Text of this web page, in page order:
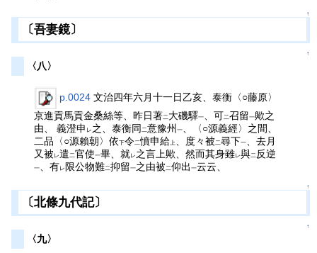
↑
〔吾妻鏡〕
↑
〈八〉
p.0024 文治四年六月十一日乙亥、泰衡〈○藤原〉
京進貢馬貢金桑絲等、昨日著二 大磯驛一 、可二召留一歟之
由、 義澄申 レ 之、泰衡同 二意豫州一
、〈○源義經〉之間、
二品〈○源賴朝〉依下令二憤申給 上 、度々被 二尋下一
、去月
又被 レ遣 二官使一畢、就レ 之言上歟、然而其身雖レ與二 反逆
一 、有レ 限公物難二抑留一之由被 二仰出一云云、
↑
〔北條九代記〕
↑
〈九〉